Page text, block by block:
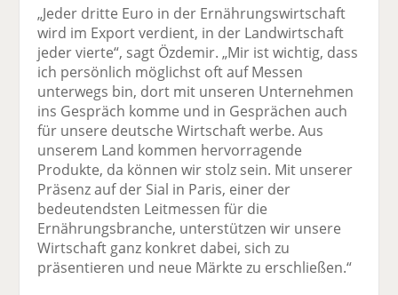
„Jeder dritte Euro in der Ernährungswirtschaft
wird im Export verdient, in der Landwirtschaft
jeder vierte“, sagt Özdemir. „Mir ist wichtig, dass
ich persönlich möglichst oft auf Messen
unterwegs bin, dort mit unseren Unternehmen
ins Gespräch komme und in Gesprächen auch
für unsere deutsche Wirtschaft werbe. Aus
unserem Land kommen hervorragende
Produkte, da können wir stolz sein. Mit unserer
Präsenz auf der Sial in Paris, einer der
bedeutendsten Leitmessen für die
Ernährungsbranche, unterstützen wir unsere
Wirtschaft ganz konkret dabei, sich zu
präsentieren und neue Märkte zu erschließen.“